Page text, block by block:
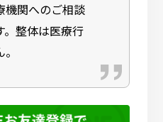
機関へのご相談
。整体は医療行